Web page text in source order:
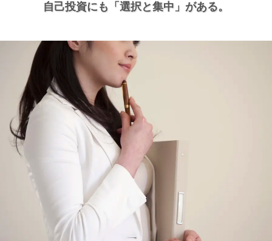
自己投資にも 「選択と集中」がある。